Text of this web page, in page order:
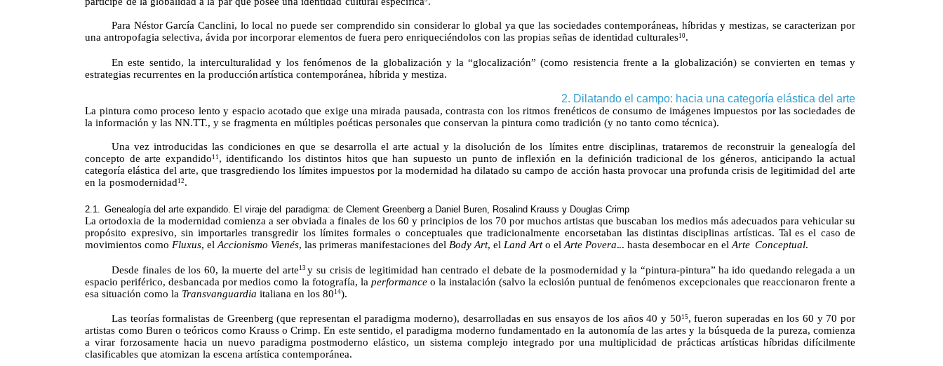
Para Néstor García Canclini, lo local no puede ser comprendido sin considerar lo global ya que las sociedades contemporáneas, híbridas y mestizas, se caracterizan por
una antropofagia selectiva, ávida por incorporar elementos defuera pero enriqueciéndolos con las propias señas de identidad culturales10.
En este sentido, la interculturalidad y los fenómenos de la globalización y la “glocalización” (como resistencia frente a la globalización) se convierten en temas y
estrategias recurrentes en la producciónartística contemporánea, híbrida y mestiza.
2. Dilatando el campo: hacia una categoría elástica del arte
La pintura como proceso lento y espacio acotado que exige una mirada pausada, contrasta con los ritmos frenéticos de consumo de imágenes impuestos por las sociedades de
la información y las NN.TT., y se fragmenta en múltiples poéticas personales que conservan la pintura como tradición (y no tanto como técnica).
Una vez introducidas las condiciones en que se desarrolla el arteactual y la disolución delos
límites entre disciplinas, trataremos de reconstruir la genealogía del
concepto dearte expandido 11 , identificando los distintos hitos que han supuesto un punto de inflexión en la definición tradicional de los géneros, anticipando la actual
categoría elástica del arte,que trasgrediendo los límites impuestos por la modernidad ha dilatado su campo de acción hasta provocar una profunda crisis de legitimidad del arte
en la posmodernidad12 .
2.1. Genealogía del arte expandido. El viraje del paradigma: de Clement Greenberg a Daniel Buren, Rosalind Krauss y DouglasCrimp
La ortodoxia de la modernidad comienza a ser obviada a finales de los 60 y principios de los 70 por muchos artistas que buscaban los medios más adecuados para vehicular su
propósito expresivo, sin importarles transgredir los límites formales o conceptuales que tradicionalmente encorsetaban las distintas disciplinas artísticas. Tales el caso de
movimientos comoFluxus, elAccionismo Vienés, las primeras manifestaciones delBodyArt, elLandArto elArtePovera...hasta desembocar en elArte Conceptual.
Desde finales de los 60, la muerte del arte 13y su crisis de legitimidad han centrado el debate de la posmodernidad y la “pintura-pintura” ha ido quedando relegada a un
espacio periférico, desbancada por medios como la fotografía, la performance o la instalación (salvo la eclosión puntual de fenómenos excepcionales que reaccionaron frente a
esa situación como la Transvanguardia italiana en los 80 14).
Las teorías formalistas de Greenberg (que representan el paradigma moderno), desarrolladas en sus ensayos de los años 40 y 50 15 , fueron superadas en los 60 y 70 por
artistas como Buren o teóricos como Krauss oCrimp. En este sentido, el paradigma moderno fundamentado en la autonomía de las artes y la búsqueda de la pureza, comienza
a virar forzosamente hacia un nuevo paradigma postmoderno elástico, un sistema complejo integrado por una multiplicidad de prácticas artísticas híbridas difícilmente
clasificables que atomizan la escena artística contemporánea.